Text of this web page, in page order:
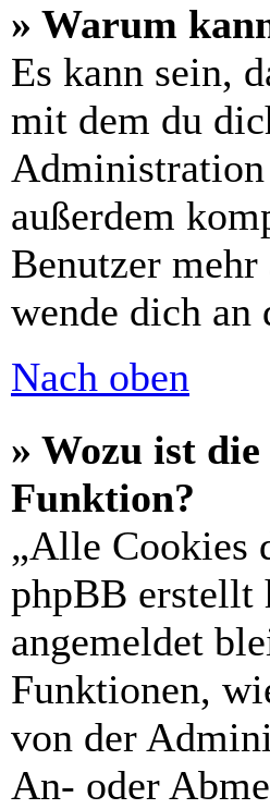
» Warum
Es kann sein,
mit dem du
außerdem
Benutzer
wende dich
Nach oben
» Wozu ist
Funktion?
„Alle Cookies
phpBB erstellt
angemeldet
Funktionen,
von der
An- oder